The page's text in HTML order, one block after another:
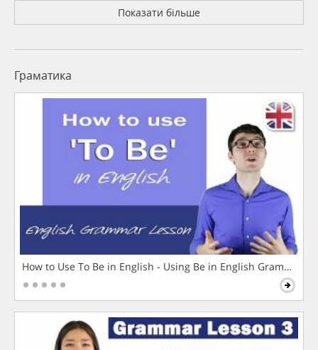
Показати більше
Граматика
How to Use To Be in English - Using Be in English Grammar